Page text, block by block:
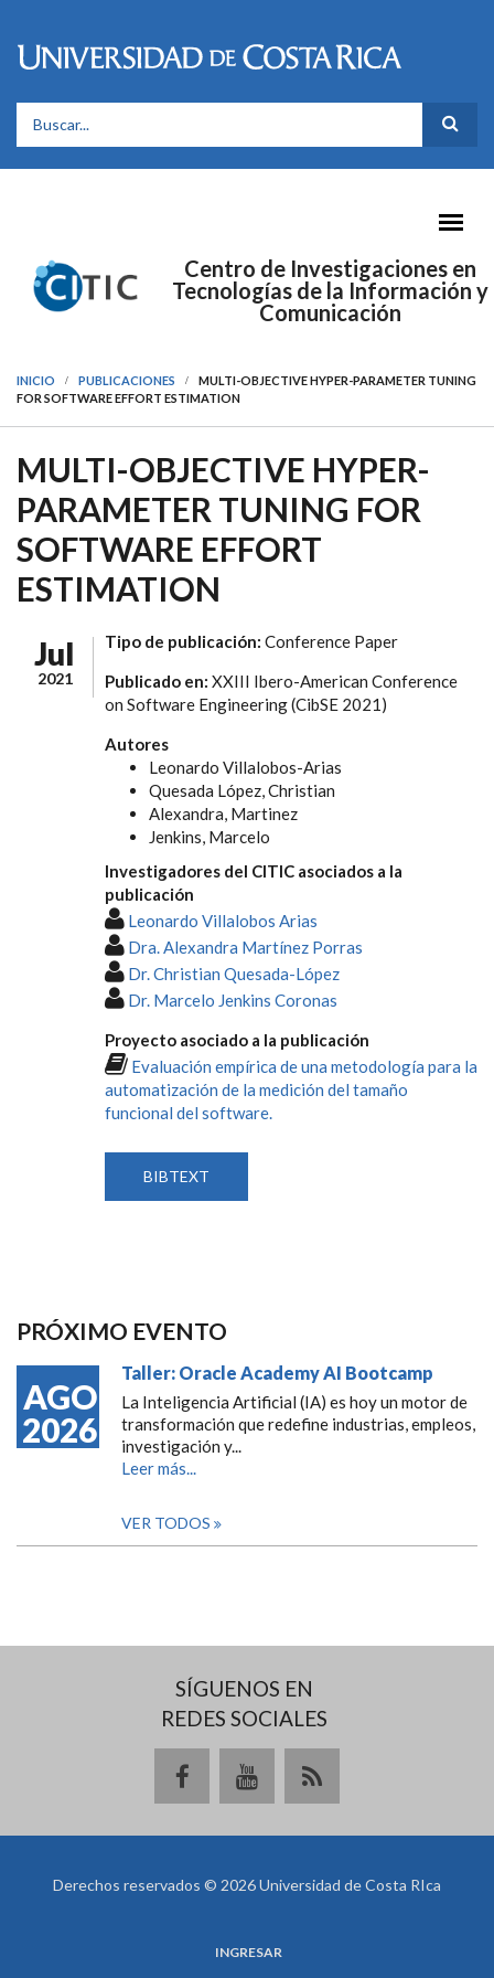
FORMULARIO DE BÚSQUEDA
Centro de Investigaciones en
Tecnologías de la Información y
Comunicación
INICIO PUBLICACIONES
MULTI-OBJECTIVE HYPER-PARAMETER TUNING
FOR SOFTWARE EFFORT ESTIMATION
MULTI-OBJECTIVE HYPER-
PARAMETER TUNING FOR
SOFTWARE EFFORT
ESTIMATION
Jul
2021
Tipo de publicación: Conference Paper
Publicado en: XXIII Ibero-American Conference
on Software Engineering (CibSE 2021)
Autores
Leonardo Villalobos-Arias
Quesada López, Christian
Alexandra, Martinez
Jenkins, Marcelo
Investigadores del CITIC asociados a la
publicación
Leonardo Villalobos Arias
Dra. Alexandra Martínez Porras
Dr. Christian Quesada-López
Dr. Marcelo Jenkins Coronas
Proyecto asociado a la publicación
Evaluación empírica de una metodología para la
automatización de la medición del tamaño
funcional del software.
BIBTEXT
PRÓXIMO EVENTO
AGO
2026
Taller: Oracle Academy AI Bootcamp
La Inteligencia Artificial (IA) es hoy un motor de
transformación que redefine industrias, empleos,
investigación y...
Leer más...
VER TODOS
SÍGUENOS EN
REDES SOCIALES
Derechos reservados © 2026 Universidad de Costa RIca
INGRESAR